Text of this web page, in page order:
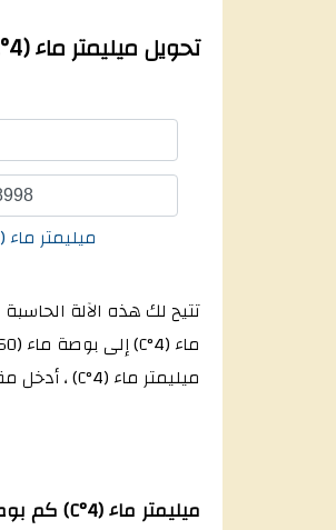
تحويل ميليمتر ماء (4°C) إلى بوصة ماء (60°F) - ميليمتر ماء (4°C) يساوي كم بوصة ماء (60°F)؟
ميليمتر ماء (4°C)/بوصة ماء (60°F)
ميليمتر ماء (4°C) ، أدخل مقدار بوصة ماء (60°F) في الصندوق الثاني.
ميليمتر ماء (4°C) كم بوصة ماء (60°F)؟